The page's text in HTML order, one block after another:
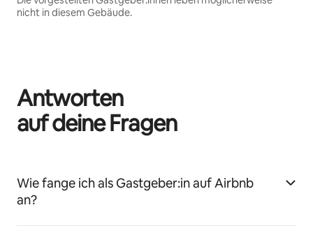
nicht in diesem Gebäude.
Antworten
auf deine Fragen
Wie fange ich als Gastgeber:in auf Airbnb
an?